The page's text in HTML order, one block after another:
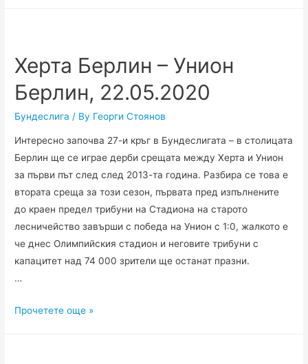
Херта Берлин – Унион
Берлин, 22.05.2020
Бундеслига / By Георги Стоянов
Интересно започва 27-и кръг в Бундеслигата – в столицата
Берлин ще се играе дерби срещата между Херта и Унион
за първи път след след 2013-та година. Разбира се това е
втората среща за този сезон, първата пред изпълнените
до краен предел трибуни на Стадиона на старото
лесничейство завърши с победа на Унион с 1:0, жалкото е
че днес Олимпийския стадион и неговите трибуни с
капацитет над 74 000 зрители ще останат празни.
…
Херта
Прочетете още »